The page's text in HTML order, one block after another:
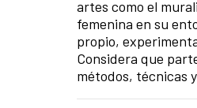
artes como el
femenina en su
propio,
Considera que
métodos, técnicas